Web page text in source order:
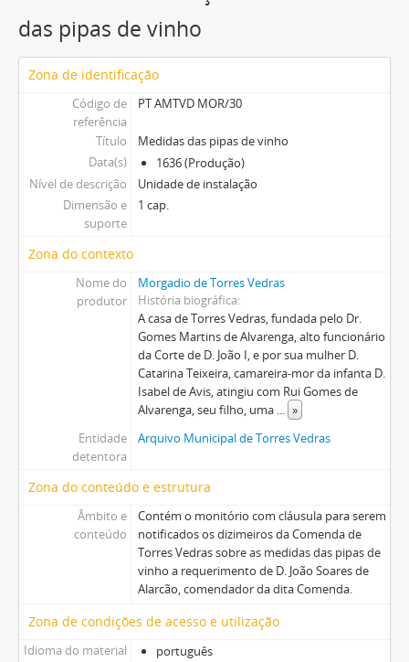
das pipas de vinho
Zona de identificação
Código de
referência
PT AMTVD MOR/30
Título
Medidas das pipas de vinho
Data(s)
1636 (Produção)
Nível de descrição
Unidade de instalação
Dimensão e
suporte
1 cap.
Zona do contexto
Nome do
produtor
Morgadio de Torres Vedras
História biográfica
A casa de Torres Vedras, fundada pelo Dr.
Gomes Martins de Alvarenga, alto funcionário
da Corte de D. João I, e por sua mulher D.
Catarina Teixeira, camareira-mor da infanta D.
Isabel de Avis, atingiu com Rui Gomes de
Alvarenga, seu filho, uma
»
Entidade
detentora
Arquivo Municipal de Torres Vedras
Zona do conteúdo e estrutura
Âmbito e
conteúdo
Contém o monitório com cláusula para serem
notificados os dizimeiros da Comenda de
Torres Vedras sobre as medidas das pipas de
vinho a requerimento de D. João Soares de
Alarcão, comendador da dita Comenda.
Zona de condições de acesso e utilização
Idioma do material
português